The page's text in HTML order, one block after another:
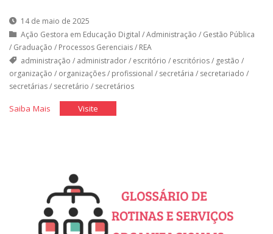
14 de maio de 2025
Ação Gestora em Educação Digital /Administração / Gestão Pública
/ Graduação / Processos Gerenciais/ REA
administração / administrador/ escritório / escritórios/ gestão /
organização / organizações/ profissional / secretária / secretariado /
secretárias/ secretário / secretários
Saiba Mais"O
Hoje"
Visite"O